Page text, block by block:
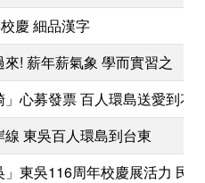
慶 細品漢字
! 薪年薪氣象 學而實習之
心募發票 百人環島送愛到花
東吳百人環島到台東
」東吳116周年校慶展活力 民